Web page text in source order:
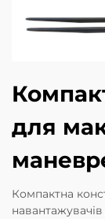
для
Компактна